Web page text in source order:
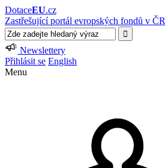
DotaceEU.cz
Zastřešující portál evropských fondů v ČR
Newslettery
Přihlásit se English
Menu